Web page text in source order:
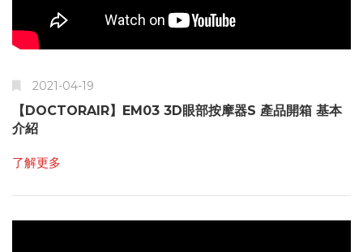
2021-04-19
【DOCTORAIR】EM03 3D眼部按摩器S 產品開箱 基本
介紹
了解更多